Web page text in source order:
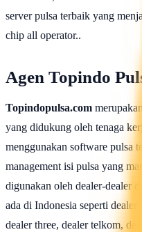
server pulsa terbaik yang
chip all operator..
Agen Topindo
Topindopulsa.com
yang didukung oleh tenaga
menggunakan software pulsa
management isi pulsa yang
digunakan oleh dealer-dealer
ada di Indonesia seperti
dealer three, dealer telkom,